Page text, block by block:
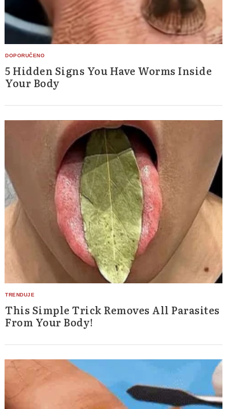
5 Hidden Signs You Have Worms Inside
Your Body
This Simple Trick Removes All Parasites
From Your Body!